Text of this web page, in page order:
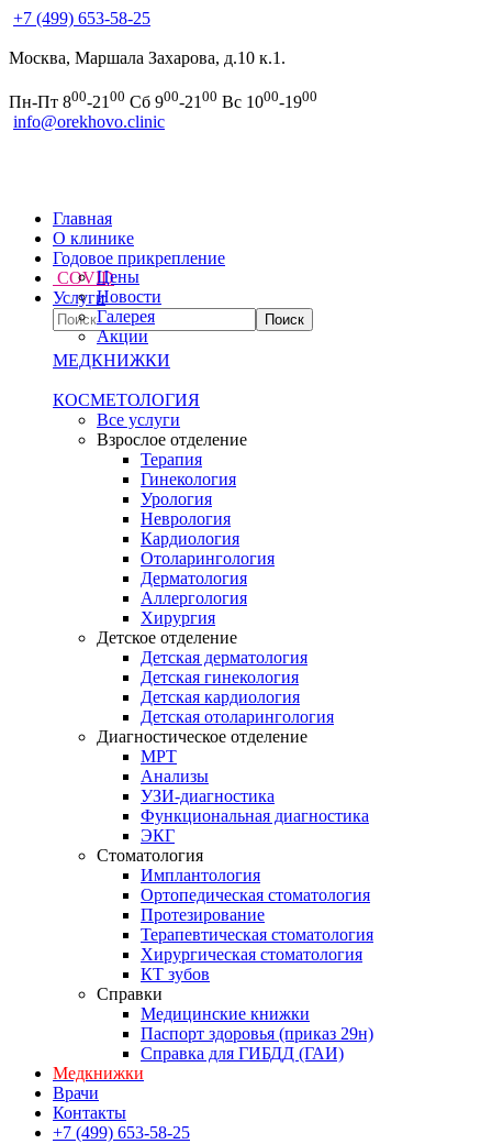
+7 (499) 653-58-25
Москва, Маршала Захарова, д.10 к.1.
Пн-Пт 800-21 00 Сб 900-21 00 Вс 1000-1900
info@orekhovo.clinic
Главная
О клинике
Цены
Новости
Галерея
Акции
Годовое прикрепление
COVID
Услуги
МЕДКНИЖКИ
КОСМЕТОЛОГИЯ
Все услуги
Взрослое отделение
Терапия
Гинекология
Урология
Неврология
Кардиология
Отоларингология
Дерматология
Аллергология
Хирургия
Детское отделение
Детская дерматология
Детская гинекология
Детская кардиология
Детская отоларингология
Диагностическое отделение
МРТ
Анализы
УЗИ-диагностика
Функциональная диагностика
ЭКГ
Стоматология
Имплантология
Ортопедическая стоматология
Протезирование
Терапевтическая стоматология
Хирургическая стоматология
КТ зубов
Справки
Медицинские книжки
Паспорт здоровья (приказ 29н)
Справка для ГИБДД (ГАИ)
Медкнижки
Врачи
Контакты
+7 (499) 653-58-25